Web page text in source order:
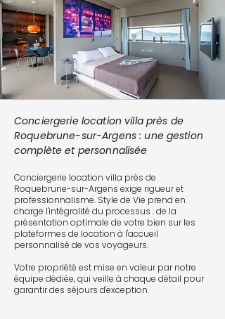
Conciergerie location villa près de
Roquebrune-sur-Argens : une gestion
complète et personnalisée
Conciergerie location villa près de
Roquebrune-sur-Argens exige rigueur et
professionnalisme. Style de Vie prend en
charge l'intégralité du processus : de la
présentation optimale de votre bien sur les
plateformes de location à l'accueil
personnalisé de vos voyageurs.
Votre propriété est mise en valeur par notre
équipe dédiée, qui veille à chaque détail pour
garantir des séjours d'exception.